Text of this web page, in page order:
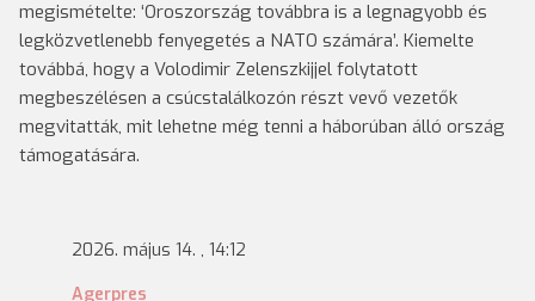
megismételte: ‘Oroszország továbbra is a legnagyobb és
legközvetlenebb fenyegetés a NATO számára’. Kiemelte
továbbá, hogy a Volodimir Zelenszkijjel folytatott
megbeszélésen a csúcstalálkozón részt vevő vezetők
megvitatták, mit lehetne még tenni a háborúban álló ország
támogatására.
2026. május 14. , 14:12
Agerpres